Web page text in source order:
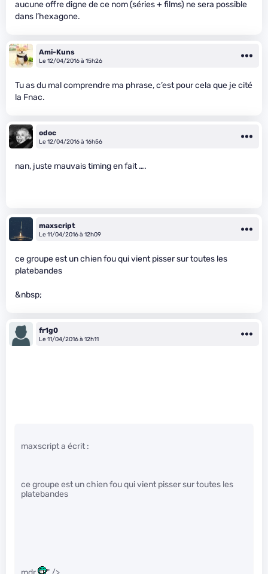
aucune offre digne de ce nom (séries + films) ne sera possible
dans l’hexagone.
Ami-Kuns
Le 12/04/2016 à 15h26
Tu as du mal comprendre ma phrase, c’est pour cela que je cité
la Fnac.
odoc
Le 12/04/2016 à 16h56
nan, juste mauvais timing en fait ….
maxscript
Le 11/04/2016 à 12h09
ce groupe est un chien fou qui vient pisser sur toutes les
platebandes
&nbsp;
fr1g0
Le 11/04/2016 à 12h11
maxscript a écrit :
ce groupe est un chien fou qui vient pisser sur toutes les
platebandes